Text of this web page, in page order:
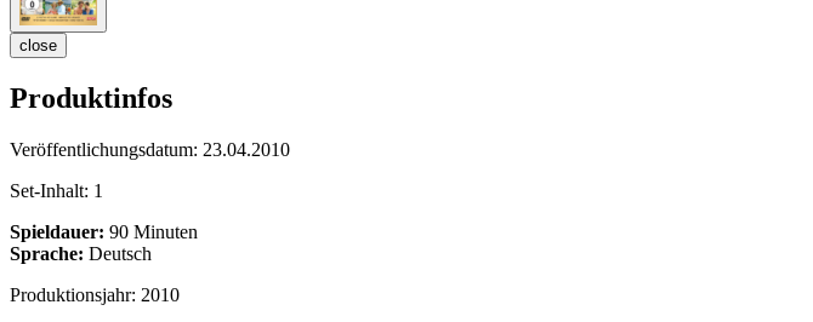
close
Produktinfos
Veröffentlichungsdatum: 23.04.2010
Set-Inhalt: 1
Spieldauer: 90 Minuten
Sprache: Deutsch
Produktionsjahr: 2010